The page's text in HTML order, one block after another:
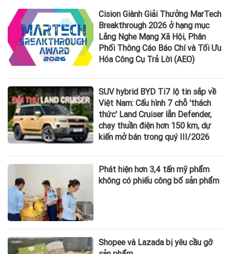
Cision Giành Giải Thưởng MarTech
Breakthrough 2026 ở hạng mục
Lắng Nghe Mạng Xã Hội, Phân
Phối Thông Cáo Báo Chí và Tối Ưu
Hóa Công Cụ Trả Lời (AEO)
SUV hybrid BYD Ti7 lộ tin sắp về
Việt Nam: Cấu hình 7 chỗ 'thách
thức' Land Cruiser lẫn Defender,
chạy thuần điện hơn 150 km, dự
kiến mở bán trong quý III/2026
Phát hiện hơn 3,4 tấn mỹ phẩm
không có phiếu công bố sản phẩm
Shopee và Lazada bị yêu cầu gỡ